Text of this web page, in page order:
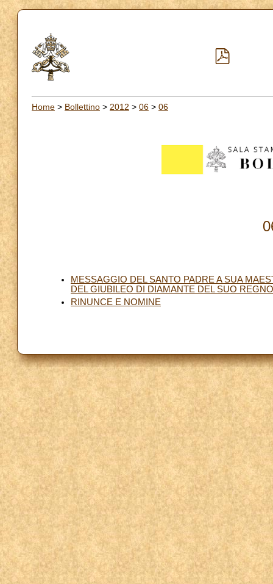
Home > Bollettino > 2012 > 06 > 06
MESSAGGIO DEL SANTO PADRE A SUA
DEL GIUBILEO DI DIAMANTE DEL SUO REGNO
RINUNCE E NOMINE